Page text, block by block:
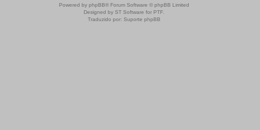
Powered by phpBB® Forum Software © phpBB Limited
Designed by ST Software for PTF
Traduzido por: Suporte phpBB